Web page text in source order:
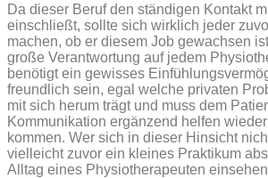
Da dieser Beruf den ständigen Kontakt
einschließt, sollte sich wirklich jeder
machen, ob er diesem Job gewachsen
große Verantwortung auf jedem
benötigt ein gewisses
freundlich sein, egal welche privaten
mit sich herum trägt und muss dem
Kommunikation ergänzend helfen
kommen. Wer sich in dieser Hinsicht
vielleicht zuvor ein kleines Praktikum
Alltag eines Physiotherapeuten